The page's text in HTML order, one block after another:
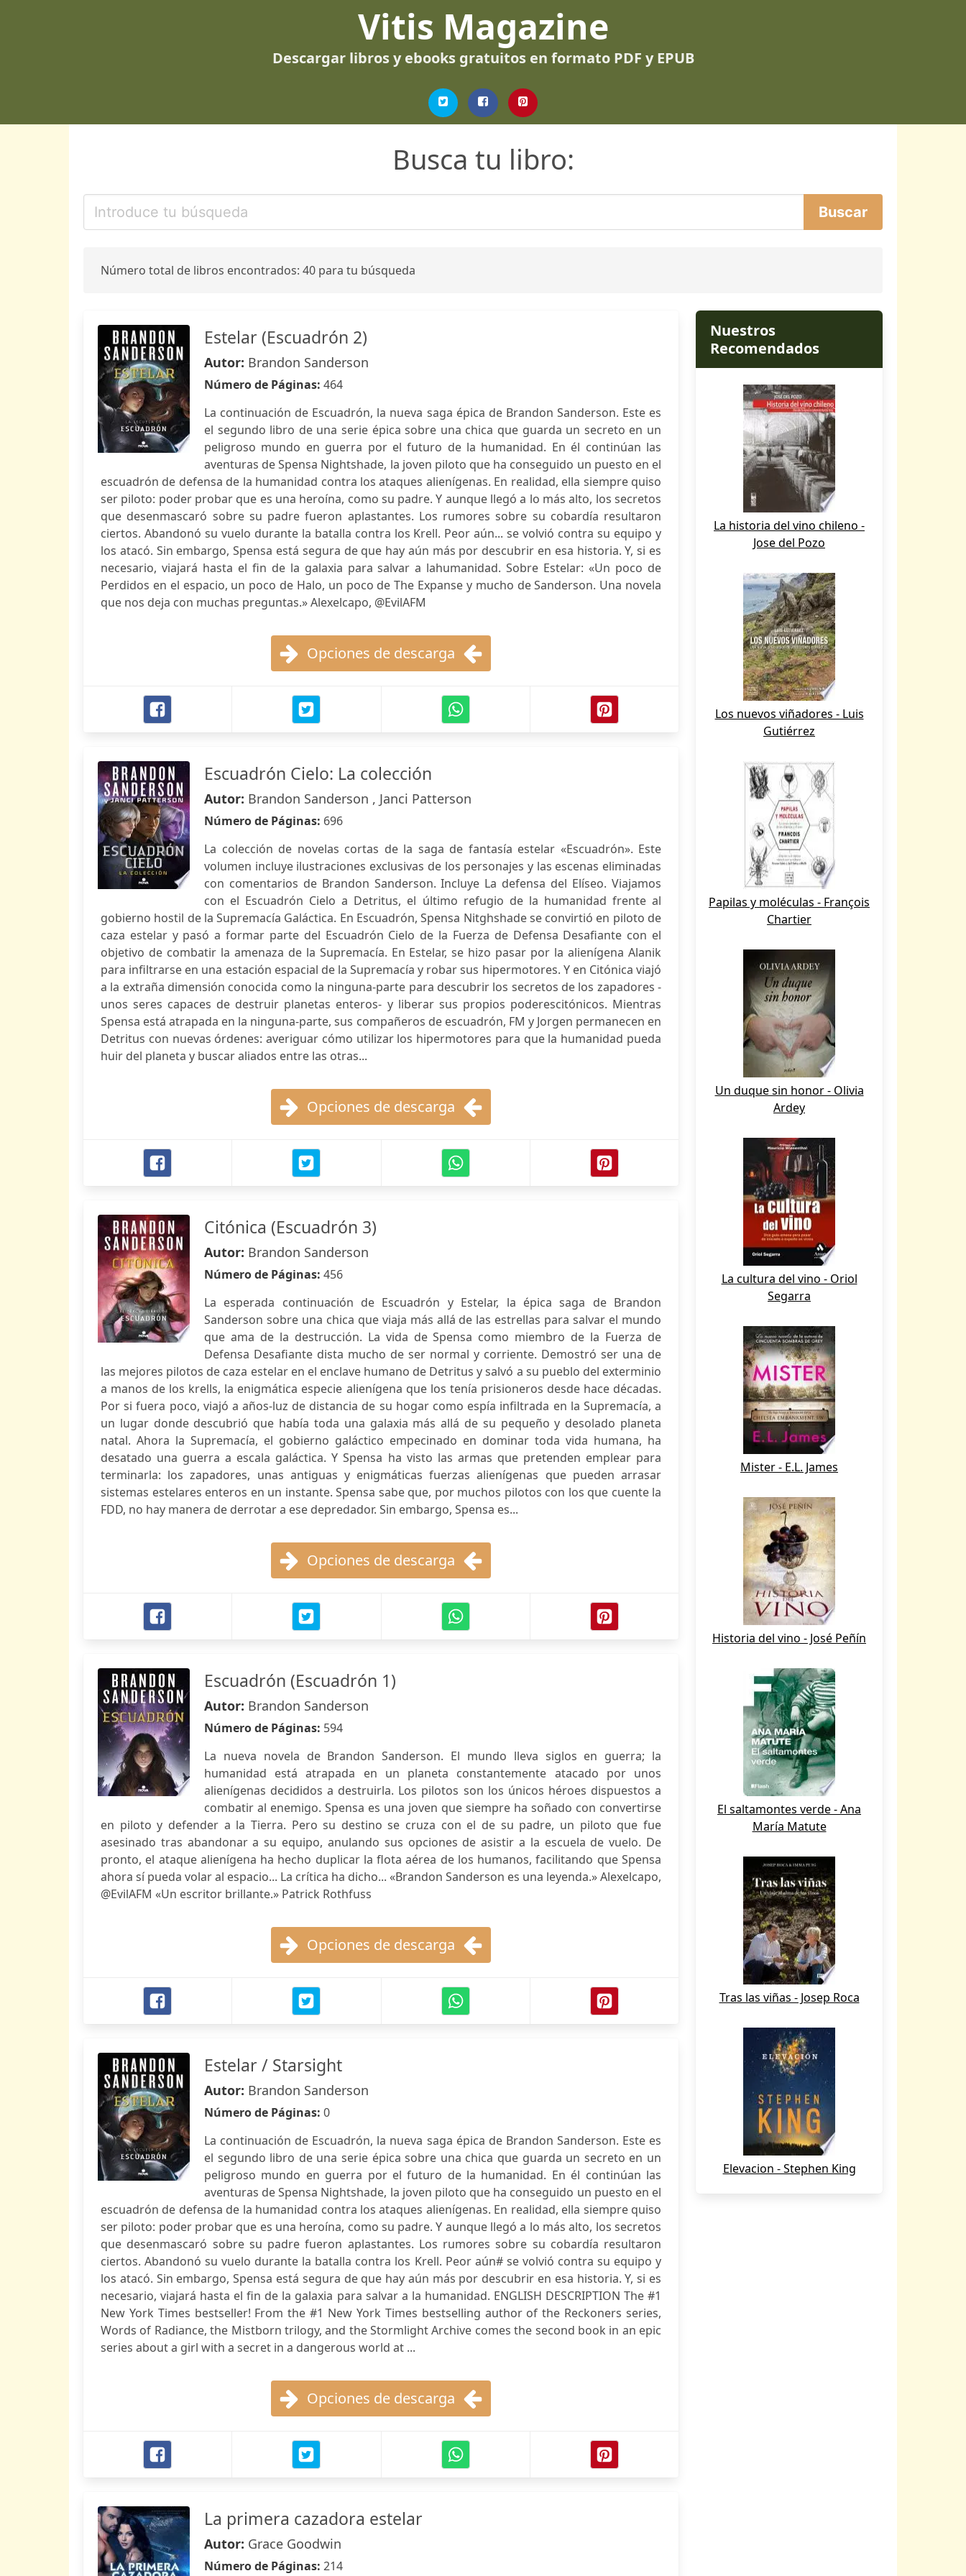
Vitis Magazine
Descargar libros y ebooks gratuitos en formato PDF y EPUB
Busca tu libro:
Número total de libros encontrados: 40 para tu búsqueda
Estelar (Escuadrón 2)
Autor: Brandon Sanderson
Número de Páginas: 464
La continuación de Escuadrón, la nueva saga épica de Brandon Sanderson. Este es
el segundo libro de una serie épica sobre una chica que guarda un secreto en un
peligroso mundo en guerra por el futuro de la humanidad. En él continúan las
aventuras de Spensa Nightshade, la joven piloto que ha conseguido un puesto en el
escuadrón de defensa de la humanidad contra los ataques alienígenas. En realidad, ella siempre quiso
ser piloto: poder probar que es una heroína, como su padre. Y aunque llegó a lo más alto, los secretos
que desenmascaró sobre su padre fueron aplastantes. Los rumores sobre su cobardía resultaron
ciertos. Abandonó su vuelo durante la batalla contra los Krell. Peor aún... se volvió contra su equipo y
los atacó. Sin embargo, Spensa está segura de que hay aún más por descubrir en esa historia. Y, si es
necesario, viajará hasta el fin de la galaxia para salvar a lahumanidad. Sobre Estelar: «Un poco de
Perdidos en el espacio, un poco de Halo, un poco de The Expanse y mucho de Sanderson. Una novela
que nos deja con muchas preguntas.» Alexelcapo, @EvilAFM
Opciones de descarga
Escuadrón Cielo: La colección
Autor: Brandon Sanderson , Janci Patterson
Número de Páginas: 696
La colección de novelas cortas de la saga de fantasía estelar «Escuadrón». Este
volumen incluye ilustraciones exclusivas de los personajes y las escenas eliminadas
con comentarios de Brandon Sanderson. Incluye La defensa del Elíseo. Viajamos
con el Escuadrón Cielo a Detritus, el último refugio de la humanidad frente al
gobierno hostil de la Supremacía Galáctica. En Escuadrón, Spensa Nitghshade se convirtió en piloto de
caza estelar y pasó a formar parte del Escuadrón Cielo de la Fuerza de Defensa Desafiante con el
objetivo de combatir la amenaza de la Supremacía. En Estelar, se hizo pasar por la alienígena Alanik
para infiltrarse en una estación espacial de la Supremacía y robar sus hipermotores. Y en Citónica viajó
a la extraña dimensión conocida como la ninguna-parte para descubrir los secretos de los zapadores -
unos seres capaces de destruir planetas enteros- y liberar sus propios poderescitónicos. Mientras
Spensa está atrapada en la ninguna-parte, sus compañeros de escuadrón, FM y Jorgen permanecen en
Detritus con nuevas órdenes: averiguar cómo utilizar los hipermotores para que la humanidad pueda
huir del planeta y buscar aliados entre las otras...
Opciones de descarga
Citónica (Escuadrón 3)
Autor: Brandon Sanderson
Número de Páginas: 456
La esperada continuación de Escuadrón y Estelar, la épica saga de Brandon
Sanderson sobre una chica que viaja más allá de las estrellas para salvar el mundo
que ama de la destrucción. La vida de Spensa como miembro de la Fuerza de
Defensa Desafiante dista mucho de ser normal y corriente. Demostró ser una de
las mejores pilotos de caza estelar en el enclave humano de Detritus y salvó a su pueblo del exterminio
a manos de los krells, la enigmática especie alienígena que los tenía prisioneros desde hace décadas.
Por si fuera poco, viajó a años-luz de distancia de su hogar como espía infiltrada en la Supremacía, a
un lugar donde descubrió que había toda una galaxia más allá de su pequeño y desolado planeta
natal. Ahora la Supremacía, el gobierno galáctico empecinado en dominar toda vida humana, ha
desatado una guerra a escala galáctica. Y Spensa ha visto las armas que pretenden emplear para
terminarla: los zapadores, unas antiguas y enigmáticas fuerzas alienígenas que pueden arrasar
sistemas estelares enteros en un instante. Spensa sabe que, por muchos pilotos con los que cuente la
FDD, no hay manera de derrotar a ese depredador. Sin embargo, Spensa es...
Opciones de descarga
Escuadrón (Escuadrón 1)
Autor: Brandon Sanderson
Número de Páginas: 594
La nueva novela de Brandon Sanderson. El mundo lleva siglos en guerra; la
humanidad está atrapada en un planeta constantemente atacado por unos
alienígenas decididos a destruirla. Los pilotos son los únicos héroes dispuestos a
combatir al enemigo. Spensa es una joven que siempre ha soñado con convertirse
en piloto y defender a la Tierra. Pero su destino se cruza con el de su padre, un piloto que fue
asesinado tras abandonar a su equipo, anulando sus opciones de asistir a la escuela de vuelo. De
pronto, el ataque alienígena ha hecho duplicar la flota aérea de los humanos, facilitando que Spensa
ahora sí pueda volar al espacio... La crítica ha dicho... «Brandon Sanderson es una leyenda.» Alexelcapo,
@EvilAFM «Un escritor brillante.» Patrick Rothfuss
Opciones de descarga
Estelar / Starsight
Autor: Brandon Sanderson
Número de Páginas: 0
La continuación de Escuadrón, la nueva saga épica de Brandon Sanderson. Este es
el segundo libro de una serie épica sobre una chica que guarda un secreto en un
peligroso mundo en guerra por el futuro de la humanidad. En él continúan las
aventuras de Spensa Nightshade, la joven piloto que ha conseguido un puesto en el
escuadrón de defensa de la humanidad contra los ataques alienígenas. En realidad, ella siempre quiso
ser piloto: poder probar que es una heroína, como su padre. Y aunque llegó a lo más alto, los secretos
que desenmascaró sobre su padre fueron aplastantes. Los rumores sobre su cobardía resultaron
ciertos. Abandonó su vuelo durante la batalla contra los Krell. Peor aún# se volvió contra su equipo y
los atacó. Sin embargo, Spensa está segura de que hay aún más por descubrir en esa historia. Y, si es
necesario, viajará hasta el fin de la galaxia para salvar a la humanidad. ENGLISH DESCRIPTION The #1
New York Times bestseller! From the #1 New York Times bestselling author of the Reckoners series,
Words of Radiance, the Mistborn trilogy, and the Stormlight Archive comes the second book in an epic
series about a girl with a secret in a dangerous world at ...
Opciones de descarga
La primera cazadora estelar
Autor: Grace Goodwin
Número de Páginas: 214
Nuestros
Recomendados
La historia del vino chileno -
Jose del Pozo
Los nuevos viñadores - Luis
Gutiérrez
Papilas y moléculas - François
Chartier
Un duque sin honor - Olivia
Ardey
La cultura del vino - Oriol
Segarra
Mister - E.L. James
Historia del vino - José Peñín
El saltamontes verde - Ana
María Matute
Tras las viñas - Josep Roca
Elevacion - Stephen King